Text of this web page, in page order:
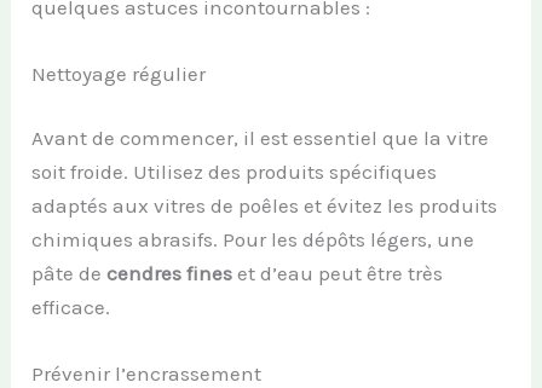
quelques astuces incontournables :
Nettoyage régulier
Avant de commencer, il est essentiel que la vitre
soit froide. Utilisez des produits spécifiques
adaptés aux vitres de poêles et évitez les produits
chimiques abrasifs. Pour les dépôts légers, une
pâte decendres fines et d’eau peut être très
efficace.
Prévenir l’encrassement